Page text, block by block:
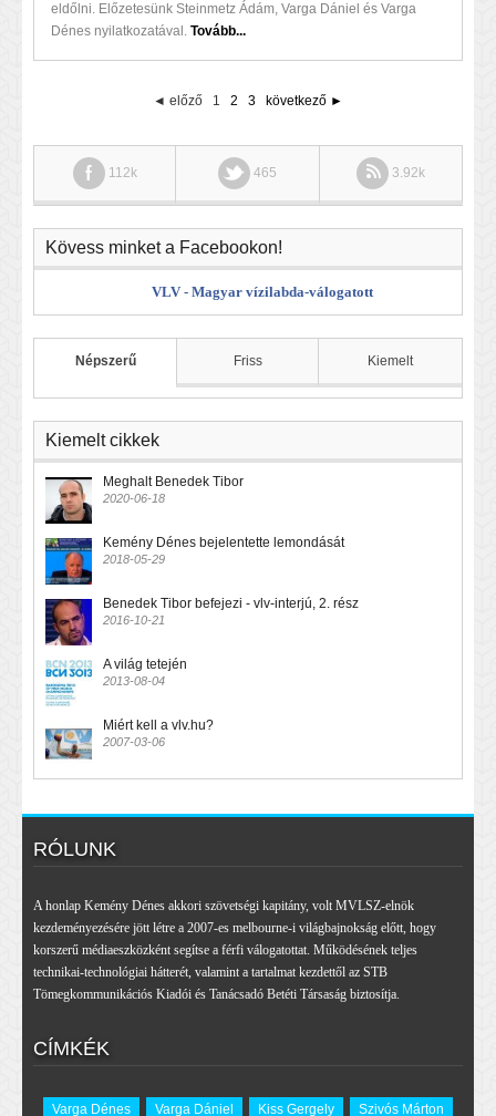
eldőlni. Előzetesünk Steinmetz Ádám, Varga Dániel és Varga
Dénes nyilatkozatával. Tovább...
◄ előző 1 2 3 következő ►
112k 465 3.92k
Kövess minket a Facebookon!
VLV - Magyar vízilabda-válogatott
Népszerű Friss Kiemelt
Kiemelt cikkek
Meghalt Benedek Tibor
2020-06-18
Kemény Dénes bejelentette lemondását
2018-05-29
Benedek Tibor befejezi - vlv-interjú, 2. rész
2016-10-21
A világ tetején
2013-08-04
Miért kell a vlv.hu?
2007-03-06
RÓLUNK
A honlap Kemény Dénes akkori szövetségi kapitány, volt MVLSZ-elnök
kezdeményezésére jött létre a 2007-es melbourne-i világbajnokság előtt, hogy
korszerű médiaeszközként segítse a férfi válogatottat. Működésének teljes
technikai-technológiai hátterét, valamint a tartalmat kezdettől az STB
Tömegkommunikációs Kiadói és Tanácsadó Betéti Társaság biztosítja.
CÍMKÉK
Varga Dénes Varga Dániel Kiss Gergely Szivós Márton